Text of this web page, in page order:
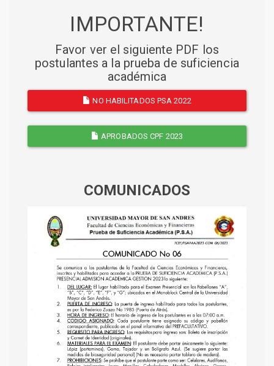
IMPORTANTE!
Favor ver el siguiente PDF los
postulantes a la prueba de suficiencia
académica
NO HABILITADOS PSA 2022
APROBADOS CPF 2023
COMUNICADOS